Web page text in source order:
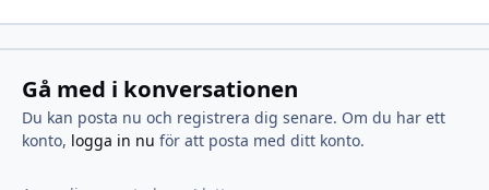
Gå med i konversationen
Du kan posta nu och registrera dig senare. Om du har ett
konto, logga in nu för att posta med ditt konto.